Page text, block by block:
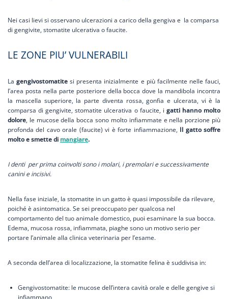
Nei casi lievi si osservano ulcerazioni a carico della gengiva e la comparsa
di gengivite, stomatite ulcerativa o faucite.
LE ZONE PIU’ VULNERABILI
Lagengivostomatite si presenta inizialmente e più facilmente nelle fauci,
l’area posta nella parte posteriore della bocca dove la mandibola incontra
la mascella superiore, la parte diventa rossa, gonfia e ulcerata, vi è la
comparsa di gengivite, stomatite ulcerativa o faucite, i gatti hanno molto
dolore, le mucose della bocca sono molto infiammate e nella porzione più
profonda del cavo orale (faucite) vi è forte infiammazione, Il gatto soffre
molto e smette di mangiare.
I denti per prima coinvolti sono i molari, i premolari e successivamente
canini e incisivi.
Nella fase iniziale, la stomatite in un gatto è quasi impossibile da rilevare,
poiché è asintomatica. Se sei preoccupato per qualcosa nel
comportamento del tuo animale domestico, puoi esaminare la sua bocca.
Edema, mucosa rossa, infiammata, piaghe sono un motivo serio per
portare l’animale alla clinica veterinaria per l’esame.
A seconda dell’area di localizzazione, la stomatite felina è suddivisa in:
Gengivostomatite: le mucose dell’intera cavità orale e delle gengive si
infiammano